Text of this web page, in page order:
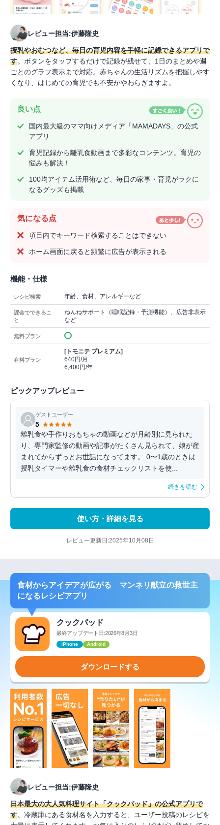
レビュー担当:伊藤隆史
授乳やおむつなど、毎日の育児内容を手軽に記録できるアプリで
す。ボタンをタップするだけで記録が残せて、1日のまとめや週
ごとのグラフ表示まで対応。赤ちゃんの生活リズムを把握しやす
くなり、はじめての育児でも不安がやわらぎますよ。
良い点
国内最大級のママ向けメディア「MAMADAYS」の公式
アプリ
育児記録から離乳食動画まで多彩なコンテンツ。育児の
悩みも解決！
100均アイテム活用術など、毎日の家事・育児がラクに
なるグッズも掲載
気になる点
項目内でキーワード検索することはできない
ホーム画面に戻ると頻繁に広告が表示される
機能・仕様
レシピ検索 年齢、食材、アレルギーなど
課金でできるこ
と
ねんねサポート（睡眠記録・予測機能）、広告非表示
など
無料プラン
有料プラン
[トモニテ プレミアム]
640円/月
6,400円/年
ピックアップレビュー
ゲストユーザー
5
離乳食や手作りおもちゃの動画などが月齢別に見られた
り、専門家監修の動画や記事がたくさん見られて、娘が産
まれてからずっとお世話になってます。 0〜1歳のときは
授乳タイマーや離乳食の食材チェックリストを使...
続きを読む
使い方・詳細を見る
レビュー更新日:2025年10月08日
食材からアイデアが広がる マンネリ献立の救世主
になるレシピアプリ
クックパッド
最終アップデート日:2026年8月3日
iPhone Android
ダウンロードする
レビュー担当:伊藤隆史
日本最大の大人気料理サイト「クックパッド」の公式アプリで
す。冷蔵庫にある食材名を入力すると、ユーザー投稿のレシピを